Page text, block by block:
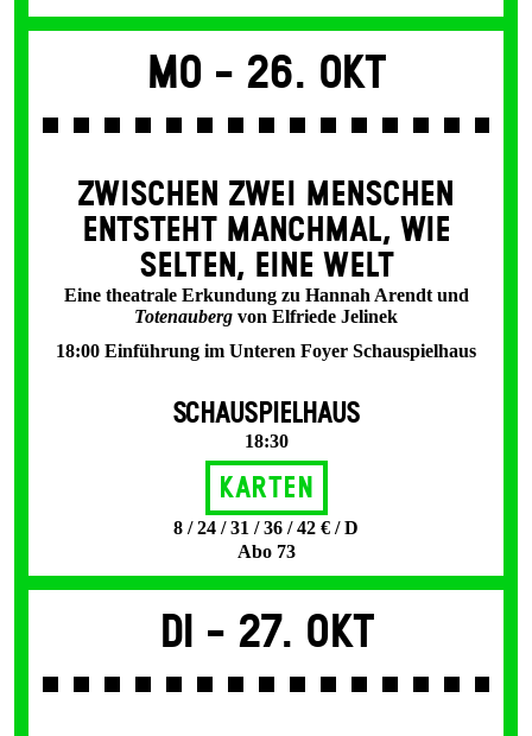
Mo - 26. Okt
ZWISCHEN ZWEI MENSCHEN
ENT­STEHT MANCH­MAL, WIE
SELTEN, EINE WELT
Eine theatrale Erkundung zu Hannah Arendt und
Totenauberg von Elfriede Jelinek
18:00 Einführung im Unteren Foyer Schauspielhaus
SCHAUSPIELHAUS
18:30
Karten
8 / 24 / 31 / 36 / 42 € / D
Abo 73
Di - 27. Okt